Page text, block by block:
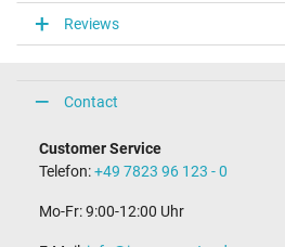
Reviews
Contact
Customer Service
Telefon:+49 7823 96 123 - 0
Mo-Fr: 9:00-12:00 Uhr